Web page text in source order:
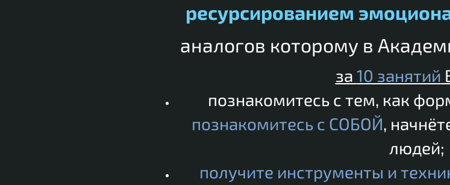
ресурсированием
аналогов которому в
за 10 занятий
познакомитесь с тем, как
познакомитесь с СОБОЙ,
людей;
получите инструменты и